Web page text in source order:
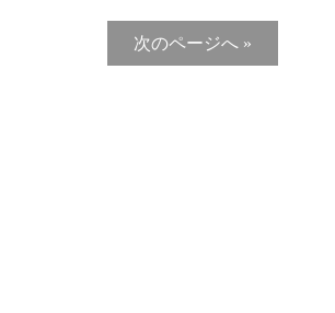
次のページへ »